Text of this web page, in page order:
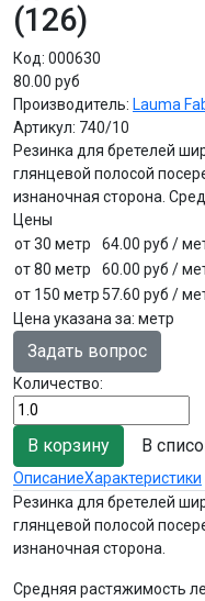
(126)
Код: 000630
80.00 руб
Производитель: Lauma
Артикул: 740/10
Резинка для бретелей
глянцевой полосой
изнаночная сторона.
Цены
от 30 метр
64.00 руб /
от 80 метр
60.00 руб /
от 150 метр 57.60 руб /
Цена указана за: метр
Задать вопрос
Количество:
В
ОписаниеХарактеристики
Резинка для бретелей
глянцевой полосой
изнаночная сторона.
Средняя растяжимость